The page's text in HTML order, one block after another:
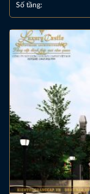
Số tầng: